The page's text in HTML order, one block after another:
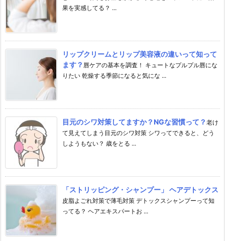
果を実感してる？ ...
リップクリームとリップ美容液の違いって知って
ます？ 唇ケアの基本を調査！ キュートなプルプル唇にな
りたい 乾燥する季節になると気にな ...
目元のシワ対策してますか？NGな習慣って？ 老け
て見えてしまう目元のシワ対策 シワってできると、どう
しようもない？ 歳をとる ...
「ストリッピング・シャンプー」 ヘアデトックス
皮脂よごれ対策で薄毛対策 デトックスシャンプーって知
ってる？ ヘアエキスパートお ...